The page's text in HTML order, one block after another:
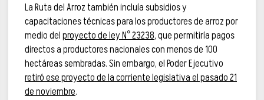
La Ruta del Arroz también incluía subsidios y
capacitaciones técnicas para los productores de arroz por
medio delproyecto de ley N° 23238, que permitiría pagos
directos a productores nacionales con menos de 100
hectáreas sembradas. Sin embargo, el Poder Ejecutivo
retiró ese proyecto de la corriente legislativa el pasado 21
de noviembre.